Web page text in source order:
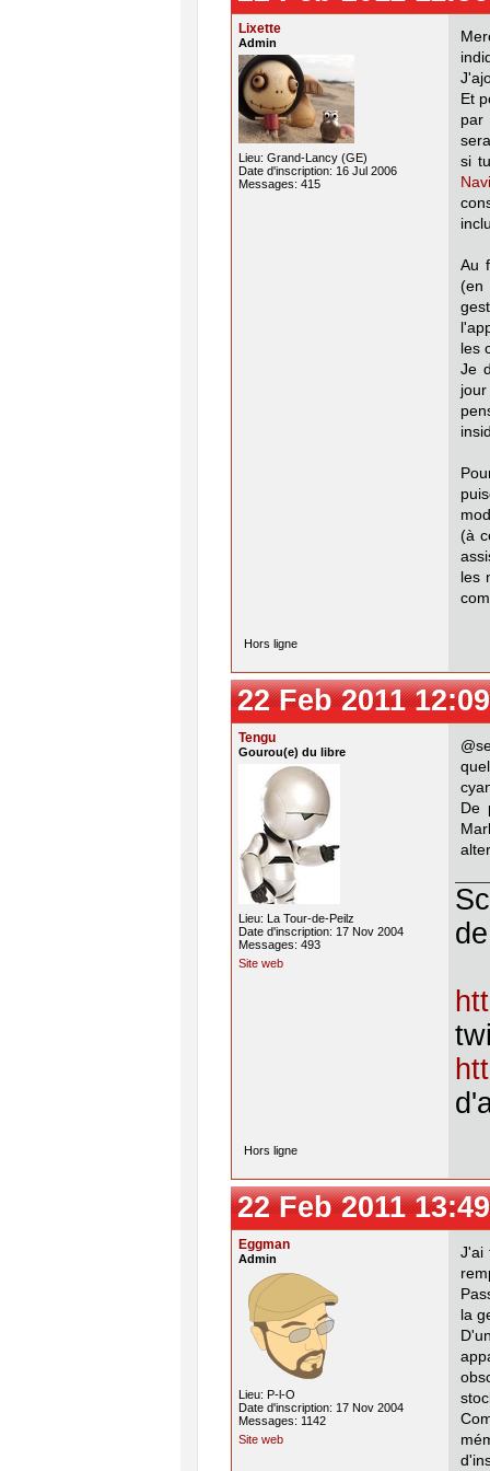
Lixette
Admin
Lieu: Grand-Lancy (GE)
Date d'inscription: 16 Jul 2006
Messages: 415
Et
par
si
Au
(en
les
Je
(à
les
Hors ligne
22 Feb 2011
Tengu
Gourou(e) du libre
Lieu: La Tour-de-Peilz
Date d'inscription: 17 Nov 2004
Messages: 493
Site web
De
Hors ligne
22 Feb 2011
Eggman
Admin
Lieu: P-l-O
Date d'inscription: 17 Nov 2004
Messages: 1142
Site web
J'ai
la